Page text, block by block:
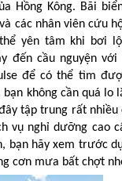
Hồng Kông. Bãi
các nhân viên cứu
yên tâm khi bơi
đến cầu nguyện
để có thể tìm
không cần quá lo
tập trung rất nhiều
vụ nghỉ dưỡng cao
bạn hãy xem trước
cơn mưa bất chợt